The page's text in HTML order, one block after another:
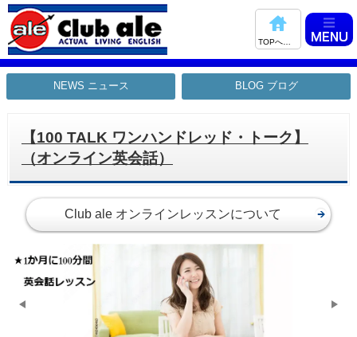
NEWS ニュース BLOG ブログ
【100 TALK ワンハンドレッド・トーク】
（オンライン英会話）
Club ale オンラインレッスンについて